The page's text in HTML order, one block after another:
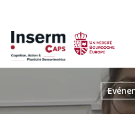
main
content